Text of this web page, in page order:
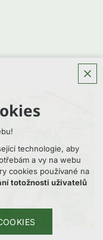
technologie, aby
a vy na webu
cookies používané na
totožnosti uživatelů